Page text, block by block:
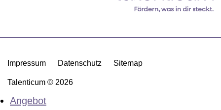
Impressum Datenschutz Sitemap
Talenticum © 2026
Angebot